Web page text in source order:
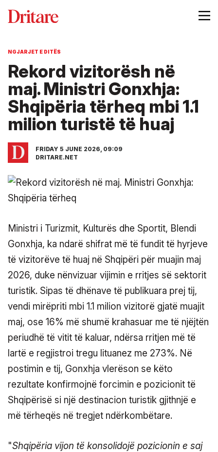
NGJARJET E DITËS
Rekord vizitorësh në
maj. Ministri Gonxhja:
Shqipëria tërheq mbi 1.1
milion turistë të huaj
FRIDAY 5 JUNE 2026, 09:09
DRITARE.NET
Ministri i Turizmit, Kulturës dhe Sportit, Blendi
Gonxhja, ka ndarë shifrat më të fundit të hyrjeve
të vizitorëve të huaj në Shqipëri për muajin maj
2026, duke nënvizuar vijimin e rritjes së sektorit
turistik. Sipas të dhënave të publikuara prej tij,
vendi mirëpriti mbi 1.1 milion vizitorë gjatë muajit
maj, ose 16% më shumë krahasuar me të njëjtën
periudhë të vitit të kaluar, ndërsa rritjen më të
lartë e regjistroi tregu lituanez me 273%. Në
postimin e tij, Gonxhja vlerëson se këto
rezultate konfirmojnë forcimin e pozicionit të
Shqipërisë si një destinacion turistik gjithnjë e
më tërheqës në tregjet ndërkombëtare.
"Shqipëria vijon të konsolidojë pozicionin e saj